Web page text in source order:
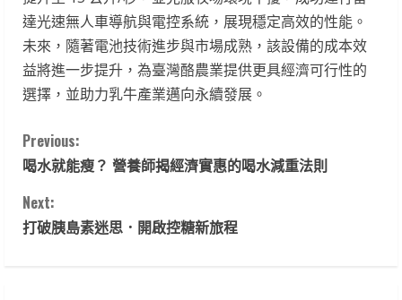
達光速無人車導航與電控系統，展現穩定高效的性能。
未來，隨著電池技術進步與市場成熟，該設備的成本效
益將進一步提升，為臺灣酪農業提供更具經濟可行性的
選擇，並助力乳牛產業邁向永續發展。
C
o
n
Previous:
喝水就能瘦？ 營養師揭經濟實惠的喝水減重法則
Next:
打破胰島素迷思．開啟控糖新旅程